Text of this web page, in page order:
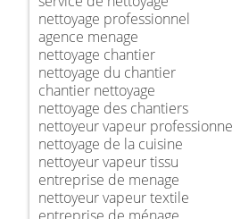
nettoyage professionnel
agence menage
nettoyage chantier
nettoyage du chantier
chantier nettoyage
nettoyage des chantiers
nettoyeur vapeur
nettoyage de la cuisine
nettoyeur vapeur tissu
entreprise de menage
nettoyeur vapeur textile
entreprise de ménage